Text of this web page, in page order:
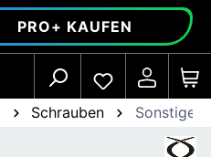
PRO+ KAUFEN
Schrauben Sonstige